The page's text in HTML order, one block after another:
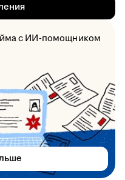
с ИИ-помощником